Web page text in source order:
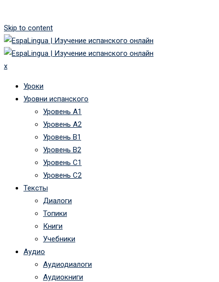
Skip to content
x
Уроки
Уровни испанского
Уровень А1
Уровень А2
Уровень B1
Уровень B2
Уровень C1
Уровень C2
Тексты
Диалоги
Топики
Книги
Учебники
Аудио
Аудиодиалоги
Аудиокниги